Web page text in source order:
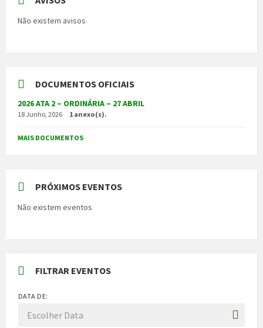
Não existem avisos
DOCUMENTOS OFICIAIS
2026 ATA 2 – ORDINÁRIA – 27 ABRIL
18 Junho, 2026 1 anexo(s).
MAIS DOCUMENTOS
PRÓXIMOS EVENTOS
Não existem eventos
FILTRAR EVENTOS
DATA DE: